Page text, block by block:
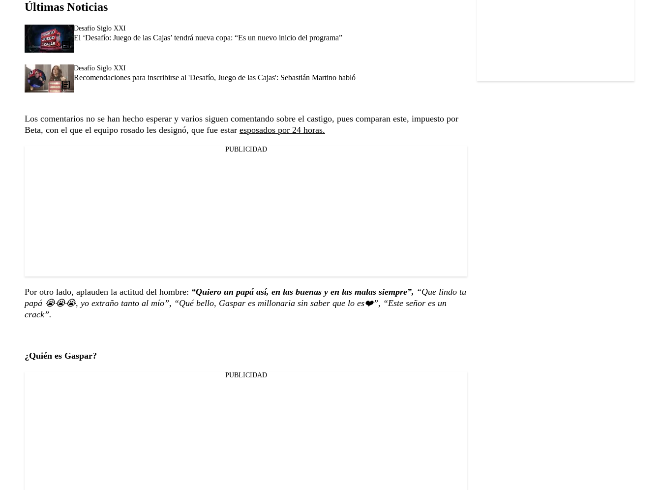
Últimas Noticias
Desafío Siglo XXI
El ‘Desafío: Juego de las Cajas’ tendrá nueva copa: “Es un nuevo inicio del programa”
Desafío Siglo XXI
Recomendaciones para inscribirse al 'Desafío, Juego de las Cajas': Sebastián Martino habló
Los comentarios no se han hecho esperar y varios siguen comentando sobre el castigo, pues comparan este, impuesto por
Beta, con el que el equipo rosado les designó, que fue estar esposados por 24 horas.
PUBLICIDAD
Por otro lado, aplauden la actitud del hombre: “Quiero un papá así, en las buenas y en las malas siempre”, “Que lindo tu
papá 😭😭😭, yo extraño tanto al mío”, “Qué bello, Gaspar es millonaria sin saber que lo es❤️”, “Este señor es un
crack”.
¿Quién es Gaspar?
PUBLICIDAD